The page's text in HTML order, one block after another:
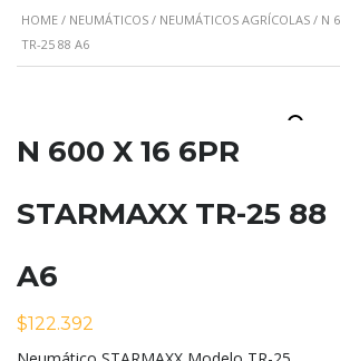
HOME / NEUMÁTICOS / NEUMÁTICOS AGRÍCOLAS / N
TR-25 88 A6
N 600 X 16 6PR
STARMAXX TR-25 88
A6
$122.392